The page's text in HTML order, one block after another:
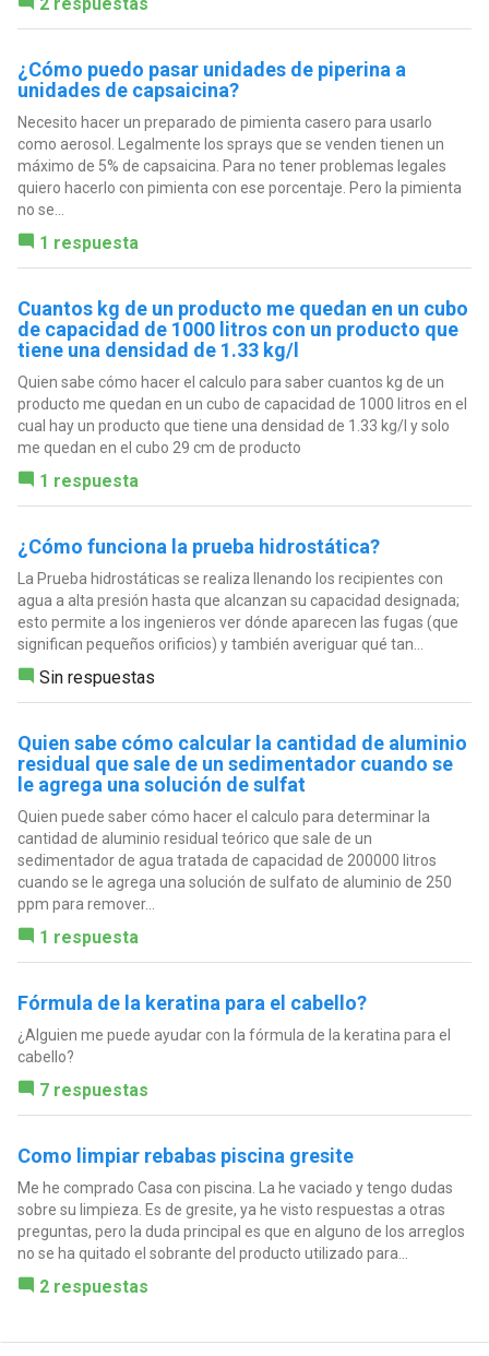
¿Cómo puedo pasar unidades de piperina a
unidades de capsaicina?
Necesito hacer un preparado de pimienta casero para usarlo
como aerosol. Legalmente los sprays que se venden tienen un
máximo de 5% de capsaicina. Para no tener problemas legales
quiero hacerlo con pimienta con ese porcentaje. Pero la pimienta
no se...
1 respuesta
Cuantos kg de un producto me quedan en un cubo
de capacidad de 1000 litros con un producto que
tiene una densidad de 1.33 kg/l
Quien sabe cómo hacer el calculo para saber cuantos kg de un
producto me quedan en un cubo de capacidad de 1000 litros en el
cual hay un producto que tiene una densidad de 1.33 kg/l y solo
me quedan en el cubo 29 cm de producto
1 respuesta
¿Cómo funciona la prueba hidrostática?
La Prueba hidrostáticas se realiza llenando los recipientes con
agua a alta presión hasta que alcanzan su capacidad designada;
esto permite a los ingenieros ver dónde aparecen las fugas (que
significan pequeños orificios) y también averiguar qué tan...
Sin respuestas
Quien sabe cómo calcular la cantidad de aluminio
residual que sale de un sedimentador cuando se
le agrega una solución de sulfat
Quien puede saber cómo hacer el calculo para determinar la
cantidad de aluminio residual teórico que sale de un
sedimentador de agua tratada de capacidad de 200000 litros
cuando se le agrega una solución de sulfato de aluminio de 250
ppm para remover...
1 respuesta
Fórmula de la keratina para el cabello?
¿Alguien me puede ayudar con la fórmula de la keratina para el
cabello?
7 respuestas
Como limpiar rebabas piscina gresite
Me he comprado Casa con piscina. La he vaciado y tengo dudas
sobre su limpieza. Es de gresite, ya he visto respuestas a otras
preguntas, pero la duda principal es que en alguno de los arreglos
no se ha quitado el sobrante del producto utilizado para...
2 respuestas